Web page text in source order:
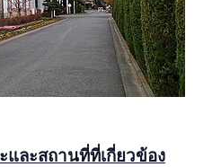
และสถานที่ที่เกี่ยวข้อง